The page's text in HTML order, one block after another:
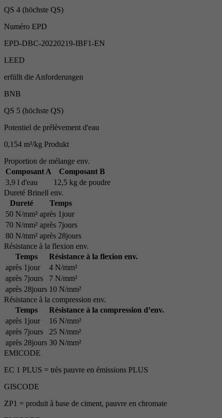
QS 4 (höchste QS)
Numéro EPD
EPD-DBC-20220219-IBF1-EN
LEED
erfüllt die Anforderungen
BNB
QS 5 (höchste QS)
Potentiel de prélèvement d'eau
0,154 m³/kg Produkt
Proportion de mélange env.
Composant A
Composant B
3,9 l d'eau
12,5 kg de poudre
Dureté Brinell env.
Dureté
Temps
50 N/mm² après 1jour
70 N/mm² après 7jours
80 N/mm² après 28jours
Résistance à la flexion env.
Temps
Résistance à la flexion env.
après 1jour
4 N/mm²
après 7jours
7 N/mm²
après 28jours 10 N/mm²
Résistance à la compression env.
Temps
Résistance à la compression d’env.
après 1jour
16 N/mm²
après 7jours
25 N/mm²
après 28jours 30 N/mm²
EMICODE
EC 1 PLUS = très pauvre en émissions PLUS
GISCODE
ZP1 = produit à base de ciment, pauvre en chromate